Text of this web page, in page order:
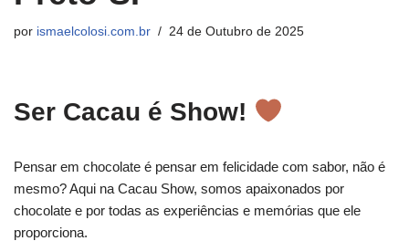
por ismaelcolosi.com.br 24 de Outubro de 2025
Ser Cacau é Show!
Pensar em chocolate é pensar em felicidade com sabor, não é
mesmo? Aqui na Cacau Show, somos apaixonados por
chocolate e por todas as experiências e memórias que ele
proporciona.